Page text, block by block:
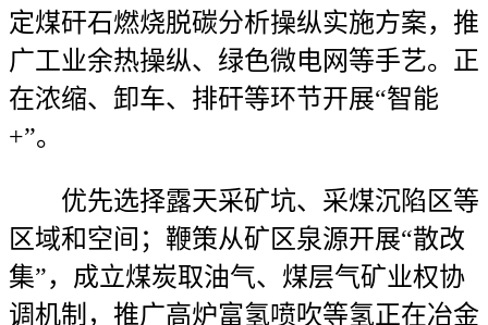
定煤矸石燃烧脱碳分析操纵实施方案，推
广工业余热操纵、绿色微电网等手艺。正
在浓缩、卸车、排矸等环节开展“智能
+”。
优先选择露天采矿坑、采煤沉陷区等
区域和空间；鞭策从矿区泉源开展“散改
集”，成立煤炭取油气、煤层气矿业权协
调机制，推广高炉富氢喷吹等氢正在冶金